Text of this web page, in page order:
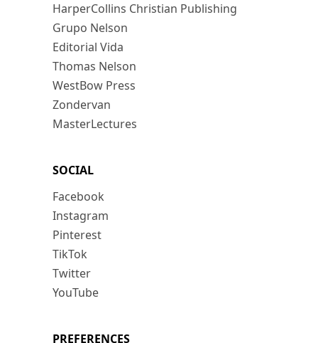
HarperCollins Christian Publishing
Grupo Nelson
Editorial Vida
Thomas Nelson
WestBow Press
Zondervan
MasterLectures
SOCIAL
Facebook
Instagram
Pinterest
TikTok
Twitter
YouTube
PREFERENCES